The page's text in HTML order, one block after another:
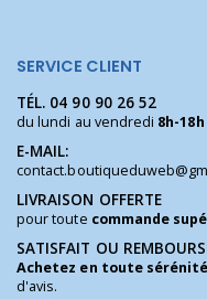
SERVICE CLIENT
TÉL. 04 90 90 26 52
du lundi au vendredi 8h-18h
E-MAIL:
LIVRAISON OFFERTE
pour toute commande
SATISFAIT OU
Achetez en toute
d'avis.